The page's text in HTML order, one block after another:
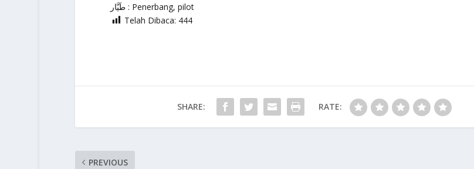
طَيَّار : Penerbang, pilot
Telah Dibaca: 444
SHARE: RATE:
PREVIOUS